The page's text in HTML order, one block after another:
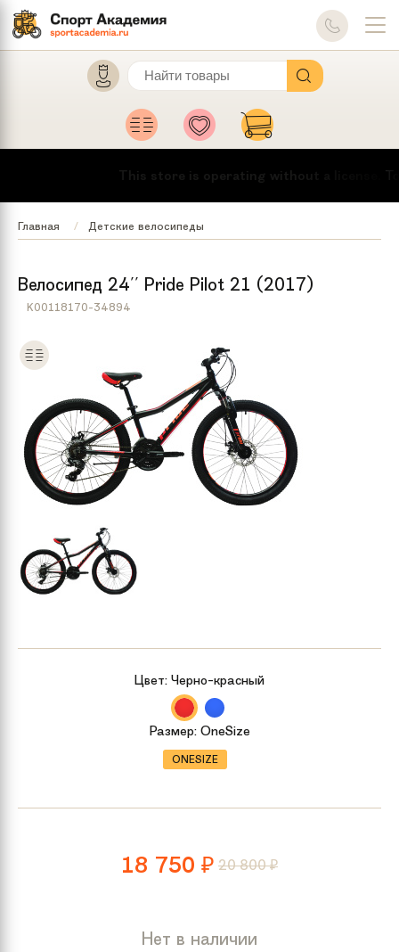
This store is operating without a license. To
Главная Детские велосипеды
Велосипед 24'' Pride Pilot 21 (2017)
K00118170-34894
18 750 ₽ 20 800₽
Нет в наличии
Цвет: Черно-красный
Размер: OneSize
ONESIZE